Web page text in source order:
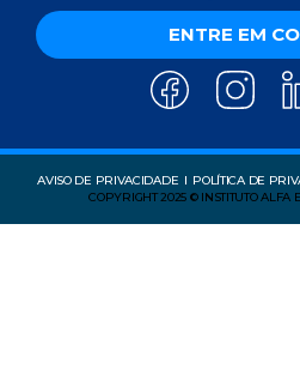
ENTRE EM
AVISO DE PRIVACIDADE POLÍTICA DE
COPYRIGHT 2025 © INSTITUTO ALFA